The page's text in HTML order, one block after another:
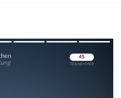
Überspringen